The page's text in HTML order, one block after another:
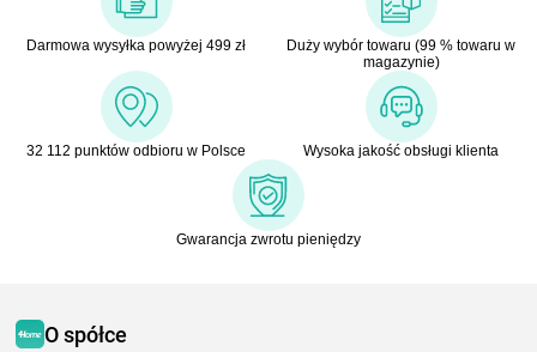
Darmowa wysyłka powyżej 499 zł
Duży wybór towaru (99 % towaru w
magazynie)
32 112 punktów odbioru w Polsce Wysoka jakość obsługi klienta
Gwarancja zwrotu pieniędzy
O spółce